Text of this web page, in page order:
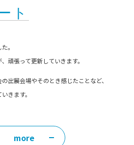
ト
。
頑張って更新していきます。
出展会場やそのとき感じたことなど、
きます。
more